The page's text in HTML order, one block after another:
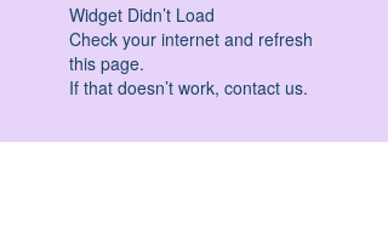
Widget Didn’t Load
Check your internet and refresh
this page.
If that doesn’t work, contact us.